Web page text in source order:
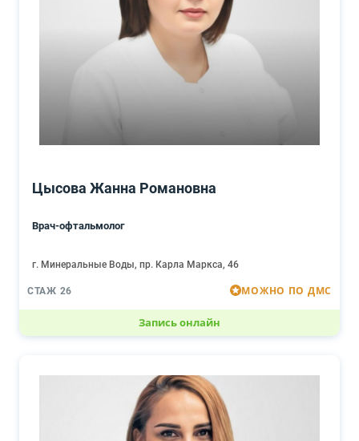
Цысова Жанна Романовна
Врач-офтальмолог
г. Минеральные Воды, пр. Карла Маркса, 46
СТАЖ 26 МОЖНО ПО ДМС
Запись онлайн